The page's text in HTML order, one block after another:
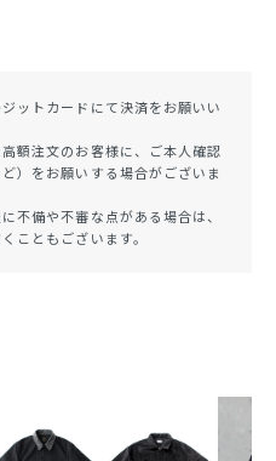
ットカードにて決済をお願いい
額注文のお客様に、ご本人確認
）をお願いする場合がございま
不備や不審な点がある場合は、
こともございます。